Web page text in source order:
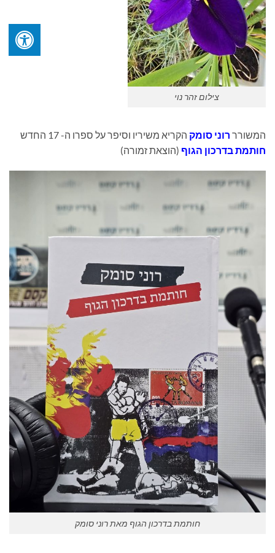
צילום זהר נוי
המשורר רוני סומק הקריא משיריו וסיפר על ספרו ה- 17 החדש
חותמת בדרכון הגוף (הוצאת זמורה)
חותמת בדרכון הגוף מאת רוני סומק